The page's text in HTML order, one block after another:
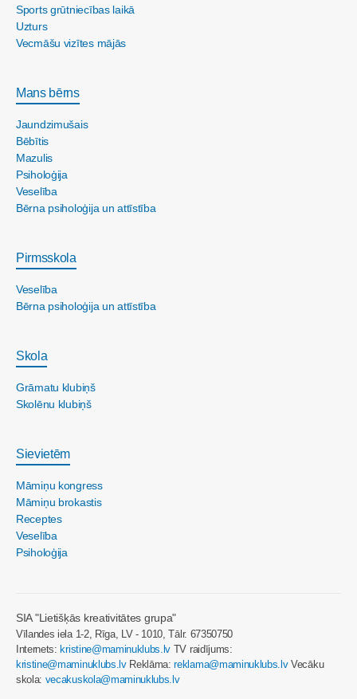
Sports grūtniecības laikā
Uzturs
Vecmāšu vizītes mājās
Mans bērns
Jaundzimušais
Bēbītis
Mazulis
Psiholoģija
Veselība
Bērna psiholoģija un attīstība
Pirmsskola
Veselība
Bērna psiholoģija un attīstība
Skola
Grāmatu klubiņš
Skolēnu klubiņš
Sievietēm
Māmiņu kongress
Māmiņu brokastis
Receptes
Veselība
Psiholoģija
SIA "Lietišķās kreativitātes grupa"
Vīlandes iela 1-2, Rīga, LV - 1010, Tālr. 67350750
Internets: kristine@maminuklubs.lv TV raidījums:
kristine@maminuklubs.lvReklāma:reklama@maminuklubs.lvVecāku
skola: vecakuskola@maminuklubs.lv